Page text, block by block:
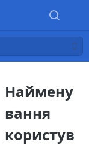
Наймену
вання
користув